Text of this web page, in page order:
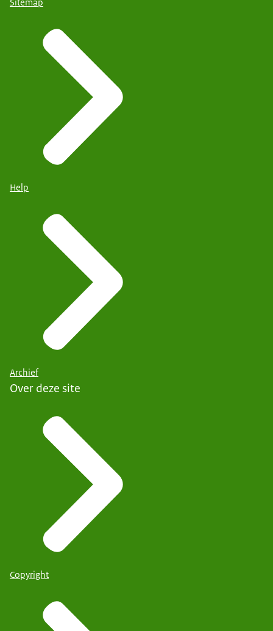
Sitemap
Help
Archief
Over deze site
Copyright